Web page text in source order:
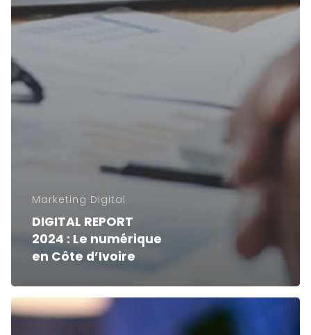
Marketing Digital
DIGITAL REPORT
2024 : Le numérique
en Côte d’Ivoire